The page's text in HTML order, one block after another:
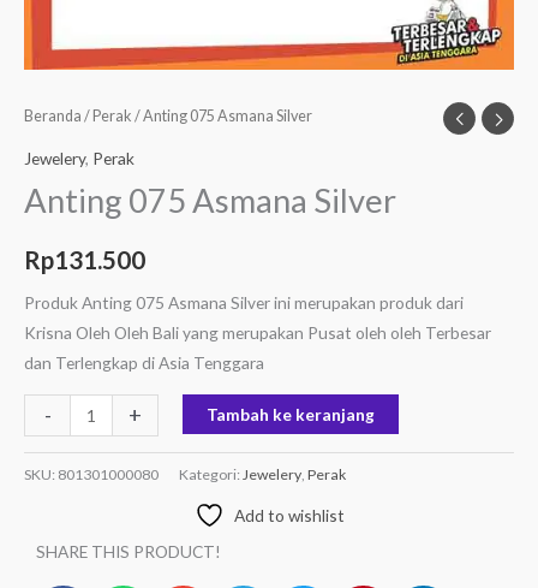
Beranda / Perak / Anting 075 Asmana Silver
Jewelery, Perak
Anting 075 Asmana Silver
Rp131.500
Produk Anting 075 Asmana Silver ini merupakan produk dari
Krisna Oleh Oleh Bali yang merupakan Pusat oleh oleh Terbesar
dan Terlengkap di Asia Tenggara
- + Tambah ke keranjang
SKU: 801301000080 Kategori: Jewelery Perak
Add to wishlist
SHARE THIS PRODUCT!